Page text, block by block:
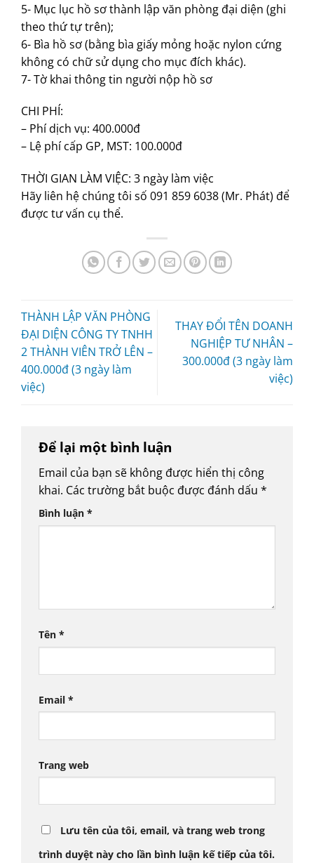
5- Mục lục hồ sơ thành lập văn phòng đại diện (ghi
theo thứ tự trên);
6- Bìa hồ sơ (bằng bìa giấy mỏng hoặc nylon cứng
không có chữ sử dụng cho mục đích khác).
7- Tờ khai thông tin người nộp hồ sơ
CHI PHÍ:
– Phí dịch vụ: 400.000đ
– Lệ phí cấp GP, MST: 100.000đ
THỜI GIAN LÀM VIỆC: 3 ngày làm việc
Hãy liên hệ chúng tôi số 091 859 6038 (Mr. Phát) để
được tư vấn cụ thể.
THÀNH LẬP VĂN PHÒNG
ĐẠI DIỆN CÔNG TY TNHH
2 THÀNH VIÊN TRỞ LÊN –
400.000đ (3 ngày làm
việc)
THAY ĐỔI TÊN DOANH
NGHIỆP TƯ NHÂN –
300.000đ (3 ngày làm
việc)
Để lại một bình luận
Email của bạn sẽ không được hiển thị công
khai. Các trường bắt buộc được đánh dấu *
Bình luận *
Tên *
Email *
Trang web
Lưu tên của tôi, email, và trang web trong
trình duyệt này cho lần bình luận kế tiếp của tôi.